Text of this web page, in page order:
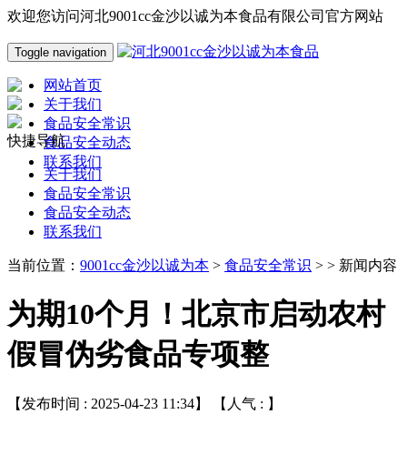
欢迎您访问河北9001cc金沙以诚为本食品有限公司官方网站
Toggle navigation
网站首页
关于我们
食品安全常识
食品安全动态
联系我们
快捷导航
关于我们
食品安全常识
食品安全动态
联系我们
当前位置： 9001cc金沙以诚为本 > 食品安全常识 > > 新闻内容
为期10个月！北京市启动农村
假冒伪劣食品专项整
【发布时间 : 2025-04-23 11:34】 【人气 : 】